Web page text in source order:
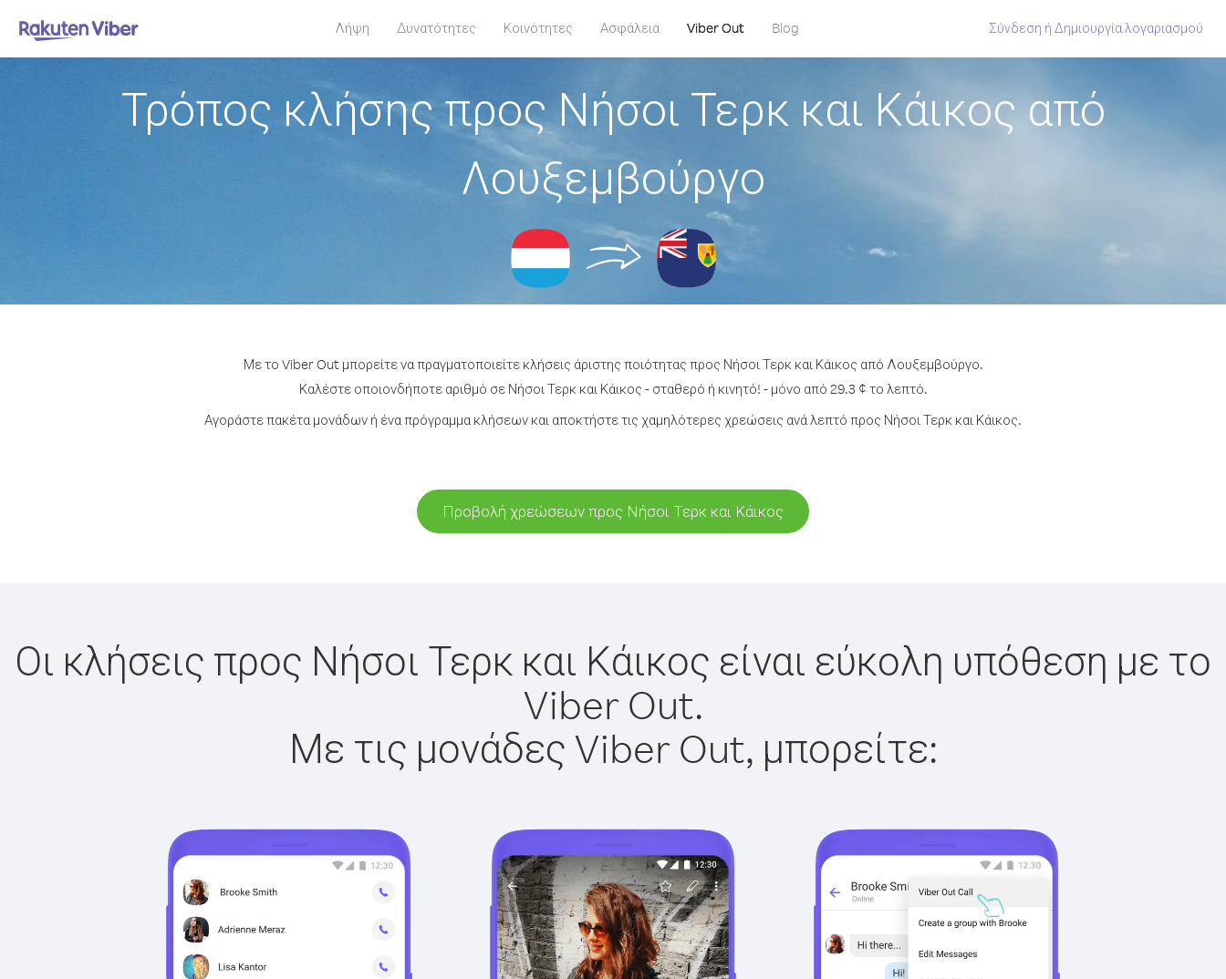
Λήψη Δυνατότητες Κοινότητες Ασφάλεια Viber Out Blog Σύνδεση ή Δημιουργία λογαριασμού
Τρόπος κλήσης προς Νήσοι Τερκ και Κάικος από
Λουξεμβούργο
Με το Viber Out μπορείτε να πραγματοποιείτε κλήσεις άριστης ποιότητας προς Νήσοι Τερκ και Κάικος από Λουξεμβούργο.
Καλέστε οποιονδήποτε αριθμό σε Νήσοι Τερκ και Κάικος - σταθερό ή κινητό! - μόνο από 29.3 ¢ το λεπτό.
Αγοράστε πακέτα μονάδων ή ένα πρόγραμμα κλήσεων και αποκτήστε τις χαμηλότερες χρεώσεις ανά λεπτό προς Νήσοι Τερκ και Κάικος.
Προβολή χρεώσεων προς Νήσοι Τερκ και Κάικος
Οι κλήσεις προς Νήσοι Τερκ και Κάικος είναι εύκολη υπόθεση με το
Viber Out.
Με τις μονάδες Viber Out, μπορείτε: